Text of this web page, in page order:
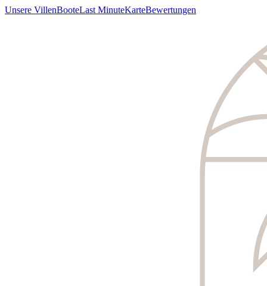
Unsere VillenBooteLast MinuteKarteBewertungen